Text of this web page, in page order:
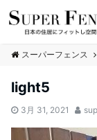
スーパーフェンス
light5
3月 31, 2021